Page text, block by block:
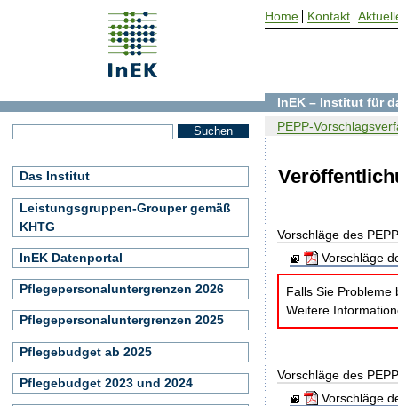
Vorschläge des
Vorschläge
Falls Sie Probleme
Weitere
Vorschläge des
Vorschläge
InEK – Institut für
PEPP-
Das Institut
Leistungsgruppen-Grouper gemäß
KHTG
InEK Datenportal
Pflegepersonaluntergrenzen 2026
Pflegepersonaluntergrenzen 2025
Pflegebudget ab 2025
Pflegebudget 2023 und 2024
Home Kontakt